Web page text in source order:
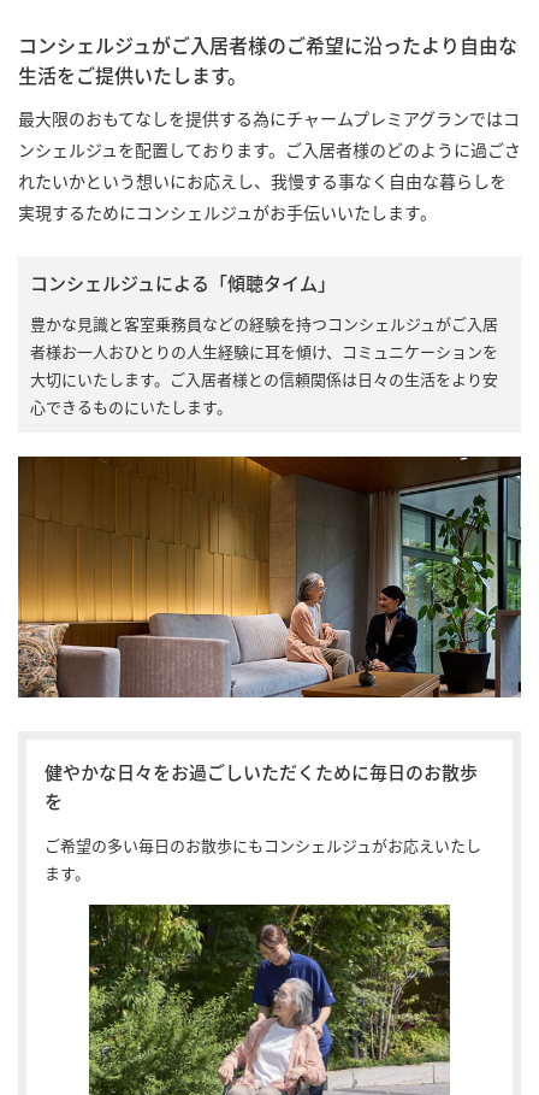
コンシェルジュがご入居者様のご希望に沿ったより自由な
生活をご提供いたします。
最大限のおもてなしを提供する為にチャームプレミアグランではコ
ンシェルジュを配置しております。ご入居者様のどのように過ごさ
れたいかという想いにお応えし、我慢する事なく自由な暮らしを
実現するためにコンシェルジュがお手伝いいたします。
コンシェルジュによる「傾聴タイム」
豊かな見識と客室乗務員などの経験を持つコンシェルジュがご入居
者様お一人おひとりの人生経験に耳を傾け、コミュニケーションを
大切にいたします。ご入居者様との信頼関係は日々の生活をより安
心できるものにいたします。
健やかな日々をお過ごしいただくために毎日のお散歩
を
ご希望の多い毎日のお散歩にもコンシェルジュがお応えいたし
ます。